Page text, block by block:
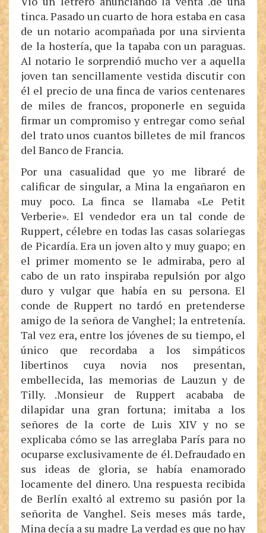
tinca. Pasado un cuarto de hora estaba en casa
de un notario acompañada por una sirvienta
de la hostería, que la tapaba con un paraguas.
Al notario le sorprendió mucho ver a aquella
joven tan sencillamente vestida discutir con
él el precio de una finca de varios centenares
de miles de francos, proponerle en seguida
firmar un compromiso y entregar como señal
del trato unos cuantos billetes de mil francos
del Banco de Francia.
Por una casualidad que yo me libraré de
calificar de singular, a Mina la engañaron en
muy poco. La finca se llamaba «Le Petit
Verberie». El vendedor era un tal conde de
Ruppert, célebre en todas las casas solariegas
de Picardía. Era un joven alto y muy guapo; en
el primer momento se le admiraba, pero al
cabo de un rato inspiraba repulsión por algo
duro y vulgar que había en su persona. El
conde de Ruppert no tardó en pretenderse
amigo de la señora de Vanghel; la entretenía.
Tal vez era, entre los jóvenes de su tiempo, el
único que recordaba a los simpáticos
libertinos cuya novia nos presentan,
embellecida, las memorias de Lauzun y de
Tilly. .Monsieur de Ruppert acababa de
dilapidar una gran fortuna; imitaba a los
señores de la corte de Luis XIV y no se
explicaba cómo se las arreglaba París para no
ocuparse exclusivamente de él. Defraudado en
sus ideas de gloria, se había enamorado
locamente del dinero. Una respuesta recibida
de Berlín exaltó al extremo su pasión por la
señorita de Vanghel. Seis meses más tarde,
Mina decía a su madre La verdad es que no hay